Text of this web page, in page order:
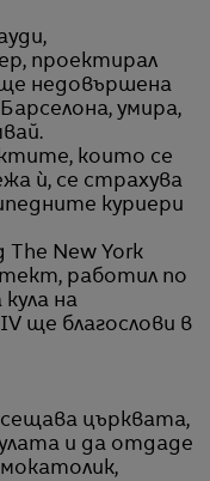
проектирал
недовършена
умира,
които се
ѝ, се страхува
куриери
The New York
работил по
на
ще благослови в
църквата,
и да отдаде